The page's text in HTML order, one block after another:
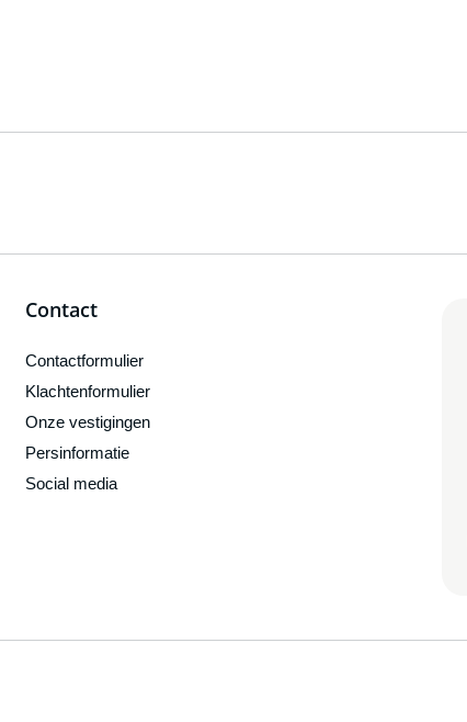
Contact
Contactformulier
Klachtenformulier
Onze vestigingen
Persinformatie
Social media